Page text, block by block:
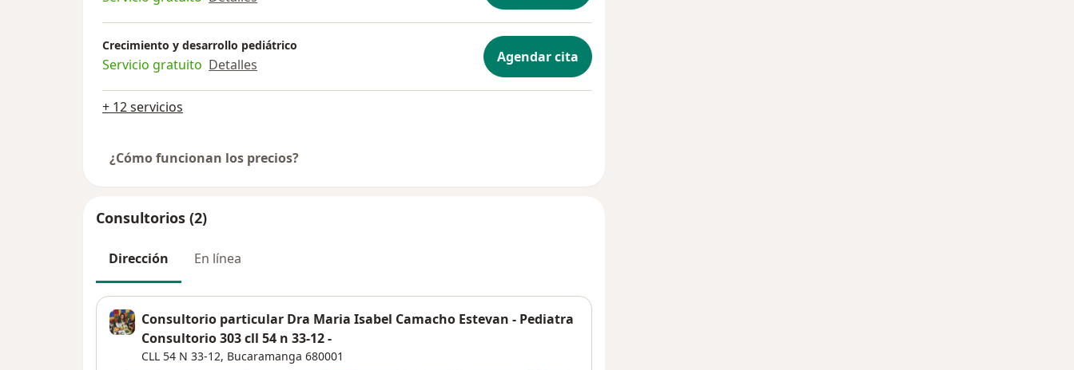
Crecimiento y desarrollo pediátrico
Servicio gratuito Detalles Agendar cita
+ 12 servicios
¿Cómo funcionan los precios?
Consultorios (2)
Dirección En línea
Consultorio particular Dra Maria Isabel Camacho Estevan - Pediatra
Consultorio 303 cll 54 n 33-12 -
CLL 54 N 33-12, Bucaramanga 680001